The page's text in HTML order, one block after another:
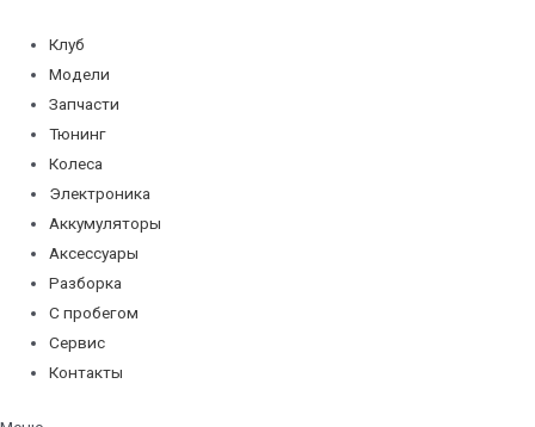
содержимому
Клуб
Модели
Запчасти
Тюнинг
Колеса
Электроника
Аккумуляторы
Аксессуары
Разборка
С пробегом
Сервис
Контакты